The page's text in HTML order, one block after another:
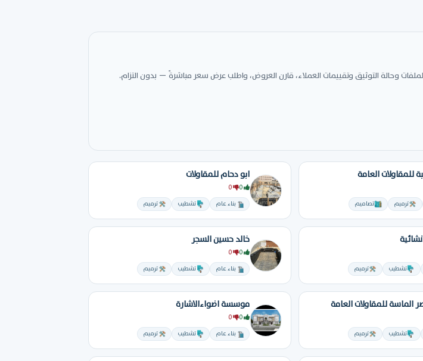
وحالة التوثيق وتقييمات العملاء، قارن العروض، واطلب عرض سعر مباشرةً — بدون التزام.
للمقاولات العامة
ترميم تصاميم
ابو دحام للمقاولات
0
0
بناء عام تشطيب ترميم
تشطيب ترميم
خالد حسين السجر
0
0
بناء عام تشطيب ترميم
للمقاولات العامة
تشطيب ترميم
موسسة اضواءالاشارة
0
0
بناء عام تشطيب ترميم